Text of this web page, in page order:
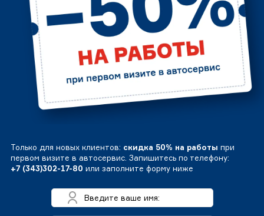
Только для новых клиентов: скидка 50% на работы при
первом визите в автосервис. Запишитесь по телефону:
+7 (343)302-17-80 или заполните форму ниже